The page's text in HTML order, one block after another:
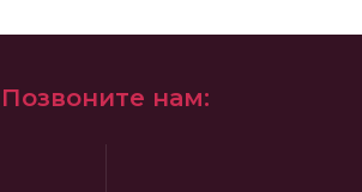
Позвоните нам: